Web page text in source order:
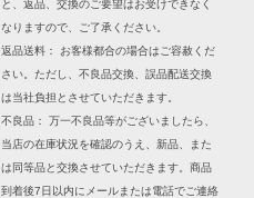
と、返品、交換のご要望はお受けできなく
なりますので、ご了承ください。
返品送料： お客様都合の場合はご容赦くだ
さい。ただし、不良品交換、誤品配送交換
は当社負担とさせていただきます。
不良品： 万一不良品等がございましたら、
当店の在庫状況を確認のうえ、新品、また
は同等品と交換させていただきます。商品
到着後7日以内にメールまたは電話でご連絡